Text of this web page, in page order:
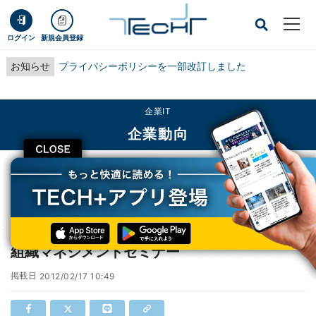
ログイン 新規会員登録
お知らせ プライバシーポリシーを一部改訂しました
CLOSE
企業IT
企業動向
TECH+ 企業IT
企業動向
あるある労務トラブルと防止策を解説! 人材・組織マネジメントセミナー
あるある労務トラブルと防止策を解説! 人材・
組織マネジメントセミナー
掲載日 2012/02/17 10:49